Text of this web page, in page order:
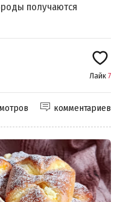
получаются
Лайк 7
комментариев